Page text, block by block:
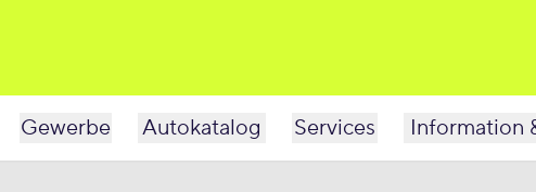
Gewerbe Autokatalog Services Information